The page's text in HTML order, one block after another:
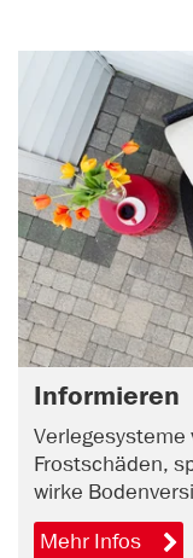
Informieren
Frostschäden,
wirke
Mehr Infos